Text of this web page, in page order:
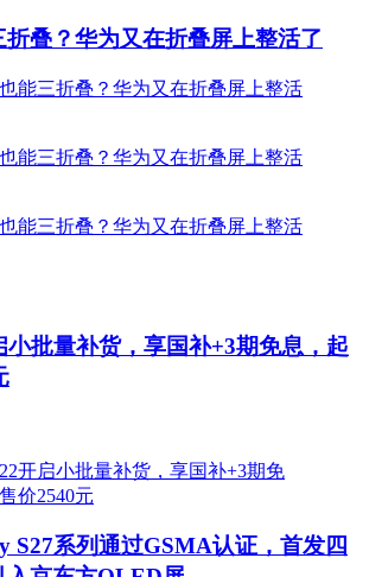
叠？华为又在折叠屏上整活了
小批量补货，享国补+3期免息，起
S27系列通过GSMA认证，首发四